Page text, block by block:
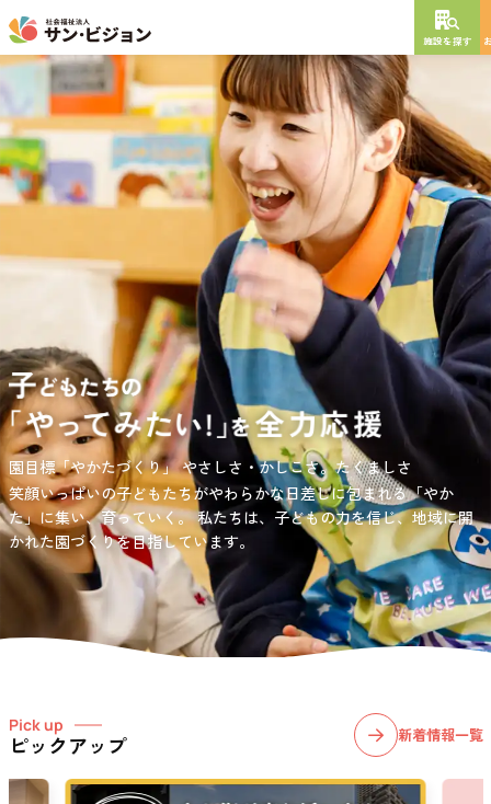
施設を探す
負担の少ない介護、ふれあいを大切にする介護、笑顔が溢れている
介護を目指して。
愛知・岐阜・長野の3県下で38施設・151事業所の介護関連事業所を運
営する社会福祉法人サン・ビジョンでは、今後ますます高まる介護
ニーズに幅広く対応していきます。
園目標「やかたづくり」やさしさ・かしこさ。たくましさ
笑顔いっぱいの子どもたちがやわらかな日差しに包まれる「やか
た」に集い、育っていく。私たちは、子どもの力を信じ、地域に開
かれた園づくりを目指しています。
サンサン・スクール東山公園では、小学生の児童が放課後安心して
過ごせる環境を提供するとともに、宿題・クラブ活動(英語・習字・
選択)などの学習面にも力を入れて行っている学童保育所です。
NEW OPEN
年
特別養護老人ホーム
短期入所生活介護
通所介護
居宅介護支援
グレイスフル砧公園
東京都世田谷区大蔵 3丁目4番12号
お問い合わせ先
03-6411-5781
担当：宮澤
Pick up
ピックアップ 新着情報一覧